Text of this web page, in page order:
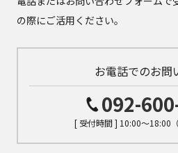
の際にご活用ください。
お電話でのお問
092-
[ 受付時間 ] 10:00～18:00